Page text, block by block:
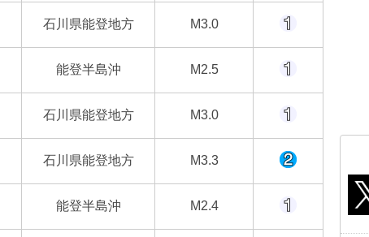
石川県能登地方 M3.0
能登半島沖 M2.5
石川県能登地方 M3.0
石川県能登地方 M3.3
能登半島沖 M2.4